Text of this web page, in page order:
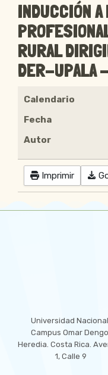
INDUCCIÓN
RURAL
DER-UPALA
Calendario
Fecha
Autor
Imprimir
Universidad Nacional.
Campus Omar Dengo.
Heredia. Costa Rica.
1, Calle 9